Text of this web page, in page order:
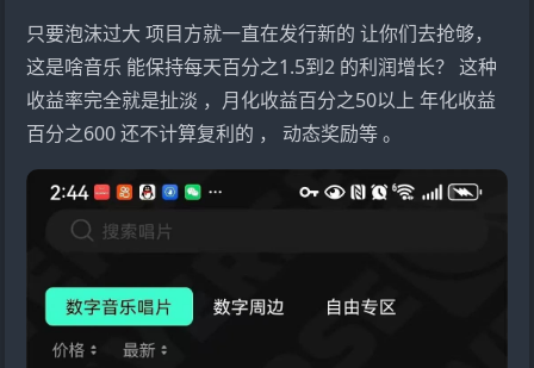
只要泡沫过大 项目方就一直在发行新的 让你们去抢够，
这是啥音乐 能保持每天百分之1.5到2 的利润增长？ 这种
收益率完全就是扯淡 ，月化收益百分之50以上 年化收益
百分之600 还不计算复利的 ， 动态奖励等 。